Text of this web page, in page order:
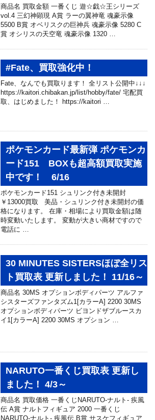
商品名 買取金額 一番くじ 遊☆戯☆王シリーズ
vol.4 三幻神顕現 A賞 ラーの翼神竜 魂豪示像
5500 B賞 オベリスクの巨神兵 魂豪示像 5280 C
賞 オシリスの天空竜 魂豪示像 1320 …
#Fate、買取強化中！
Fate、なんでも買取ります！ 全リスト公開中↓↓↓
https://kaitori.chibakan.jp/list/hobby/fate/ 宅配買
取、はじめました！ https://kaitori …
ポケモンカード最新弾 ポケモンカ
ード151 BOXも超高額買取実施
中です！ 6/16
ポケモンカード151 シュリンク付き未開封
￥13000買取 美品・シュリンク付き未開封の価
格になります。 在庫・相場により買取金額は随
時変動いたします。 変動が大きい商材ですので
電話に …
30 MINUTES SISTERSほぼ全リス
ト買取表 更新しました！ 11/16～
商品名 30MS オプションボディパーツ アルファ
シスターズファンタズム1[カラーA] 2200 30MS
オプションボディパーツ ビヨンドザブルースカ
イ1[カラーA] 2200 30MS オプション …
NARUTO一番くじ買取表 更新し
ました！ 4/3～
商品名 買取価格 一番くじNARUTO-ナルト- 疾風
伝 A賞 ナルトフィギュア 2000 一番くじ
NARUTO-ナルト- 疾風伝 B賞 サスケフィギュア